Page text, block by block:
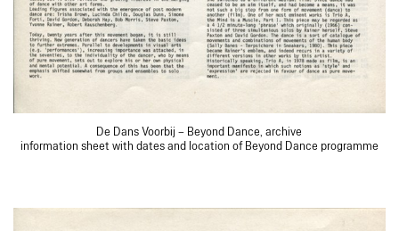
De Dans Voorbij – Beyond Dance, archive
information sheet with dates and location of Beyond Dance programme